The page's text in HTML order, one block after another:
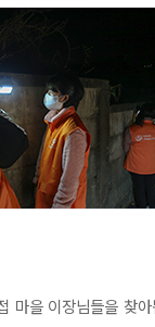
마을 이장님들을 찾